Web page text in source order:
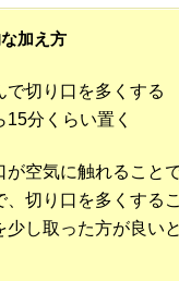
加え方
で切り口を多くする
15分くらい置く
が空気に触れること
、切り口を多くする
少し取った方が良い